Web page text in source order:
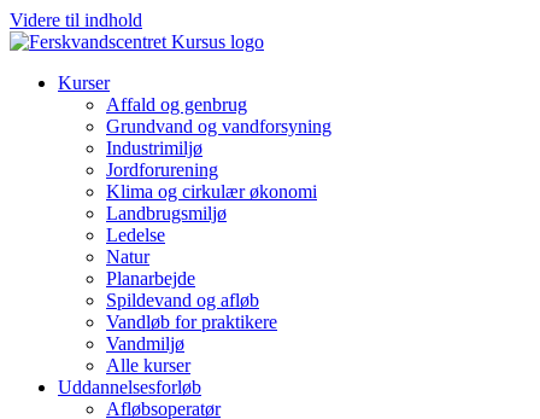
Videre til indhold
Kurser
Affald og genbrug
Grundvand og vandforsyning
Industrimiljø
Jordforurening
Klima og cirkulær økonomi
Landbrugsmiljø
Ledelse
Natur
Planarbejde
Spildevand og afløb
Vandløb for praktikere
Vandmiljø
Alle kurser
Uddannelsesforløb
Afløbsoperatør